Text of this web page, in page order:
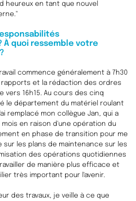
heureux en tant que nouvel
À quoi ressemble votre
commence généralement à 7h30
et la rédaction des ordres
vers 16h15. Au cours des cinq
le département du matériel roulant
remplacé mon collègue Jan, qui a
en raison d'une opération du
en phase de transition pour me
les plans de maintenance sur les
des opérations quotidiennes
de manière plus efficace et
très important pour l'avenir.
des travaux, je veille à ce que